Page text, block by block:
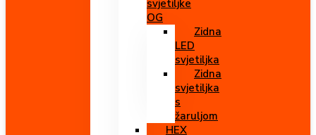
svjetiljke
OG
Zidna
LED
svjetiljka
Zidna
svjetiljka
s
žaruljom
HEX